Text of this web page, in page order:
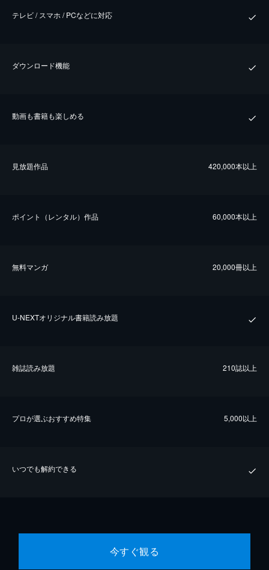
テレビ / スマホ / PCなどに対応
ダウンロード機能
動画も書籍も楽しめる
⾒放題作品 420,000本以上
ポイント（レンタル）作品 60,000本以上
無料マンガ 20,000冊以上
U-NEXTオリジナル書籍読み放題
雑誌読み放題 210誌以上
プロが選ぶおすすめ特集 5,000以上
いつでも解約できる
今すぐ観る